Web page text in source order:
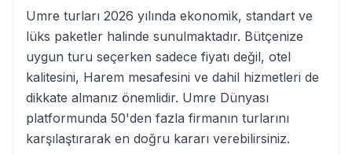
Umre turları 2026 yılında ekonomik, standart ve
lüks paketler halinde sunulmaktadır. Bütçenize
uygun turu seçerken sadece fiyatı değil, otel
kalitesini, Harem mesafesini ve dahil hizmetleri de
dikkate almanız önemlidir. Umre Dünyası
platformunda 50'den fazla firmanın turlarını
karşılaştırarak en doğru kararı verebilirsiniz.